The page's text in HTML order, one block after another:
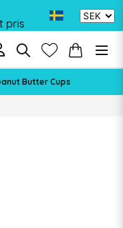
pris
Butter Cups